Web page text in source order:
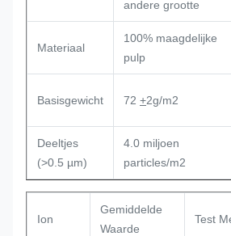
andere grootte
Materiaal
100% maagdelijke
pulp
Basisgewicht 72 +2g/m2
Deeltjes
(>0.5 µm)
4.0 miljoen
particles/m2
Ion
Gemiddelde
Waarde
Test